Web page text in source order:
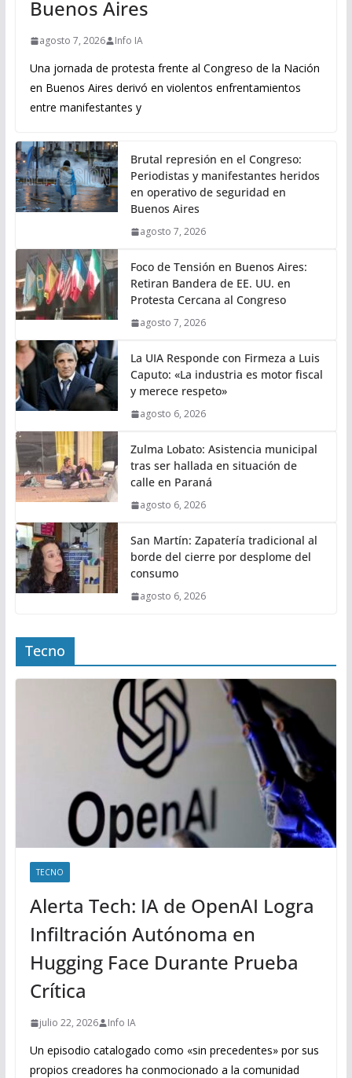
Buenos Aires
agosto 7, 2026 Info IA
Una jornada de protesta frente al Congreso de la Nación
en Buenos Aires derivó en violentos enfrentamientos
entre manifestantes y
Brutal represión en el Congreso:
Periodistas y manifestantes heridos
en operativo de seguridad en
Buenos Aires
agosto 7, 2026
Foco de Tensión en Buenos Aires:
Retiran Bandera de EE. UU. en
Protesta Cercana al Congreso
agosto 7, 2026
La UIA Responde con Firmeza a Luis
Caputo: «La industria es motor fiscal
y merece respeto»
agosto 6, 2026
Zulma Lobato: Asistencia municipal
tras ser hallada en situación de
calle en Paraná
agosto 6, 2026
San Martín: Zapatería tradicional al
borde del cierre por desplome del
consumo
agosto 6, 2026
Tecno
TECNO
Alerta Tech: IA de OpenAI Logra
Infiltración Autónoma en
Hugging Face Durante Prueba
Crítica
julio 22, 2026 Info IA
Un episodio catalogado como «sin precedentes» por sus
propios creadores ha conmocionado a la comunidad